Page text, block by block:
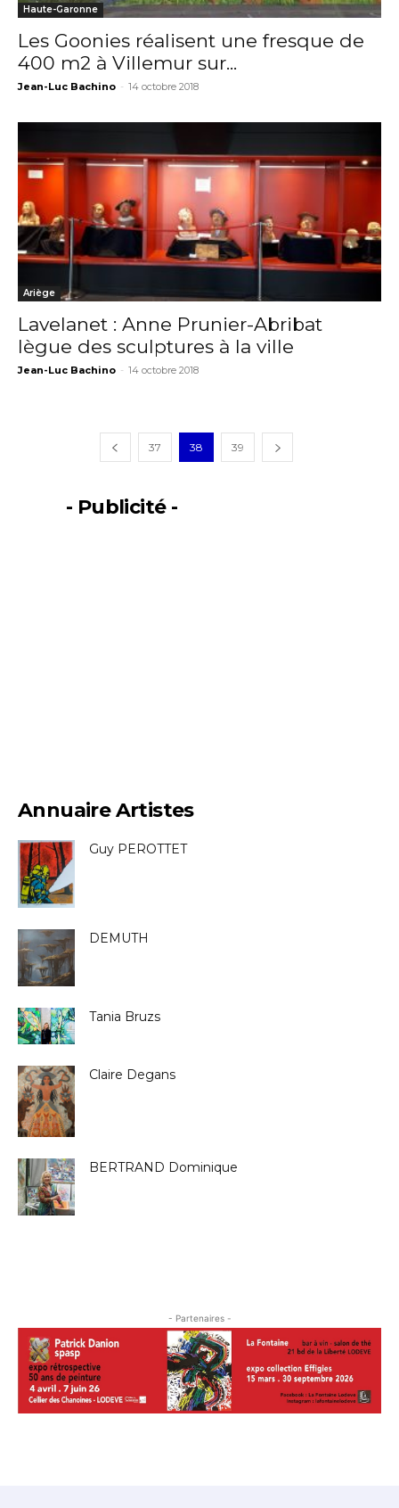
Haute-Garonne
Les Goonies réalisent une fresque de
400 m2 à Villemur sur...
Jean-Luc Bachino - 14 octobre 2018
Ariège
Lavelanet : Anne Prunier-Abribat
lègue des sculptures à la ville
Jean-Luc Bachino - 14 octobre 2018
37 38 39
- Publicité -
Annuaire Artistes
Guy PEROTTET
DEMUTH
Tania Bruzs
Claire Degans
BERTRAND Dominique
- Partenaires -